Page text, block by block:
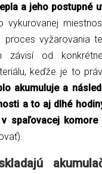
a jeho postupné
vykurovanej
proces vyžarovania
od
keďže je to
akumuluje a
a to aj dlhé
spaľovacej komore